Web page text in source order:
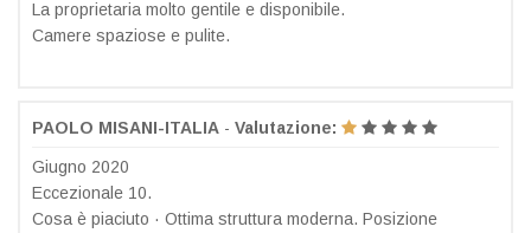
La proprietaria molto gentile e disponibile.
Camere spaziose e pulite.
PAOLO MISANI-ITALIA - Valutazione:
Giugno 2020
Eccezionale 10.
Cosa è piaciuto · Ottima struttura moderna. Posizione